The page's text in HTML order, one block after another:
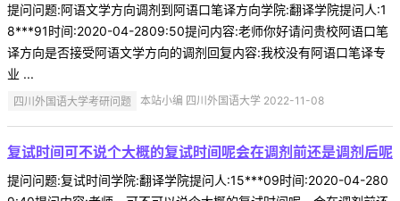
提问问题:阿语文学方向调剂到阿语口笔译方向学院:翻译学院提问人:1
8***91时间:2020-04-2809:50提问内容:老师你好请问贵校阿语口笔
译方向是否接受阿语文学方向的调剂回复内容:我校没有阿语口笔译专
业 ...
四川外国语大学考研问题 本站小编 四川外国语大学 2022-11-08
复试时间可不说个大概的复试时间呢会在调剂前还是调剂后呢
提问问题:复试时间学院:翻译学院提问人:15***09时间:2020-04-280